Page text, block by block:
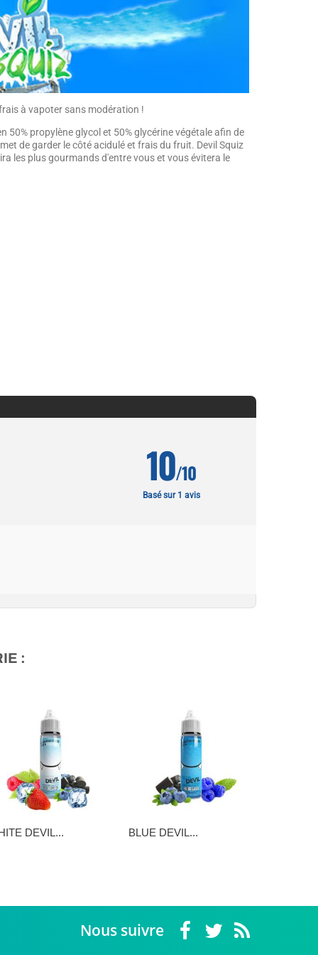
à vapoter sans modération !
50% propylène glycol et 50% glycérine végétale afin de
de garder le côté acidulé et frais du fruit. Devil Squiz
les plus gourmands d'entre vous et vous évitera le
10/10
Basé sur 1 avis
:
DEVIL... BLUE DEVIL...
Nous suivre